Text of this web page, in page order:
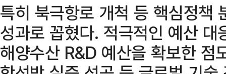
특히 북극항로 개척 등 핵심정책
성과로 꼽혔다. 적극적인 예산
해양수산 R&D 예산을 확보한 점